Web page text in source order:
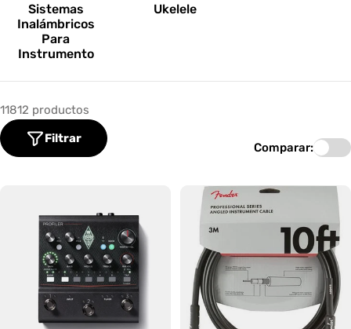
Sistemas
Inalámbricos
Para
Instrumento
Ukelele
11812 productos
Filtrar
Comparar: